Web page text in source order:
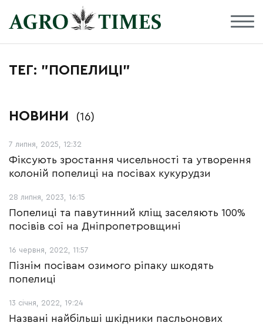
ТЕГ: "ПОПЕЛИЦІ"
НОВИНИ (16)
7 липня, 2025, 12:32
Фіксують зростання чисельності та утворення
колоній попелиці на посівах кукурудзи
28 липня, 2023, 16:15
Попелиці та павутинний кліщ заселяють 100%
посівів сої на Дніпропетровщині
16 червня, 2022, 11:57
Пізнім посівам озимого ріпаку шкодять
попелиці
13 січня, 2022, 19:24
Названі найбільші шкідники пасльонових